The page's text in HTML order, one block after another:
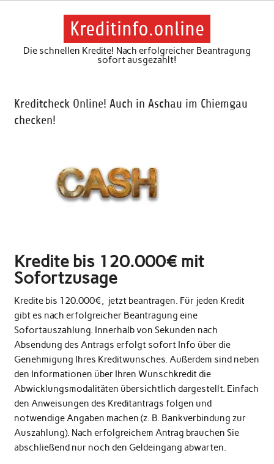
Skip
Kreditinfo.online
Die schnellen Kredite! Nach erfolgreicher Beantragung
sofort ausgezahlt!
Kreditcheck Online! Auch in Aschau im Chiemgau
checken!
Kredite bis 120.000€ mit
Sofortzusage
Kredite bis 120.000€, jetzt beantragen. Für jeden Kredit
gibt es nach erfolgreicher Beantragung eine
Sofortauszahlung. Innerhalb von Sekunden nach
Absendung des Antrags erfolgt sofort Info über die
Genehmigung Ihres Kreditwunsches. Außerdem sind neben
den Informationen über Ihren Wunschkredit die
Abwicklungsmodalitäten übersichtlich dargestellt. Einfach
den Anweisungen des Kreditantrags folgen und
notwendige Angaben machen (z. B. Bankverbindung zur
Auszahlung). Nach erfolgreichem Antrag brauchen Sie
abschließend nur noch den Geldeingang abwarten.